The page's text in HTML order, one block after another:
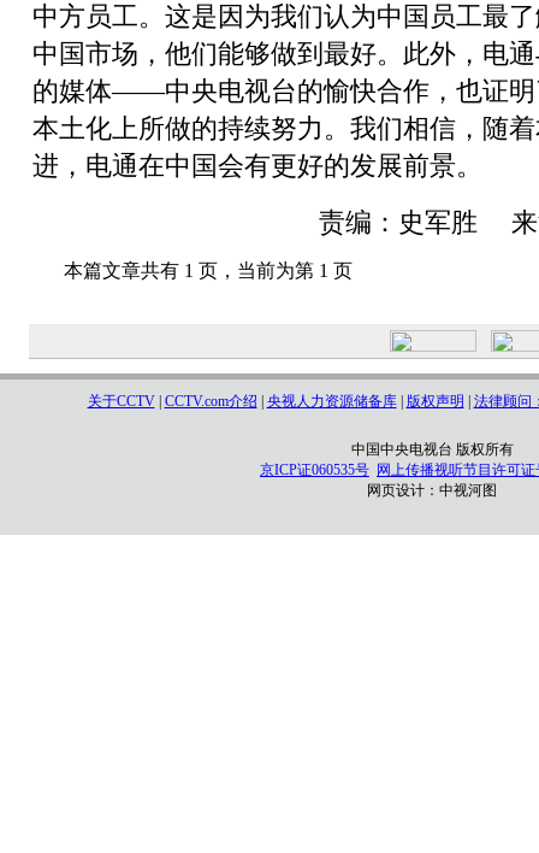
中方员工。这是因为我们认为中国员工最
中国市场，他们能够做到最好。此外，电
的媒体——中央电视台的愉快合作，也证明
本土化上所做的持续努力。我们相信，随
进，电通在中国会有更好的发展前景。
责编：史军胜 来
本篇文章共有 1 页，当前为第 1 页
关于CCTV| CCTV.com介绍 央视人力资源储备库| 版权声明 法律顾问
中国中央电视台 版权所有
京ICP证060535号 网上传播视听节目许可证
网页设计： 中视河图